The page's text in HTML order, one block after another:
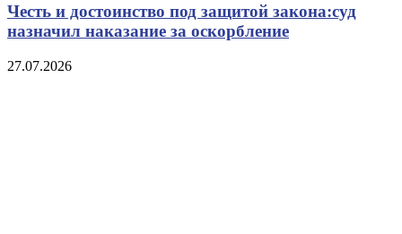
Честь и достоинство под защитой закона:суд
назначил наказание за оскорбление
27.07.2026